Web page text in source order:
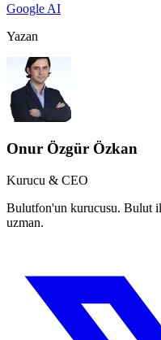
Google AI
Yazan
Onur Özgür Özkan
Kurucu & CEO
Bulutfon'un kurucusu. Bulut
uzman.